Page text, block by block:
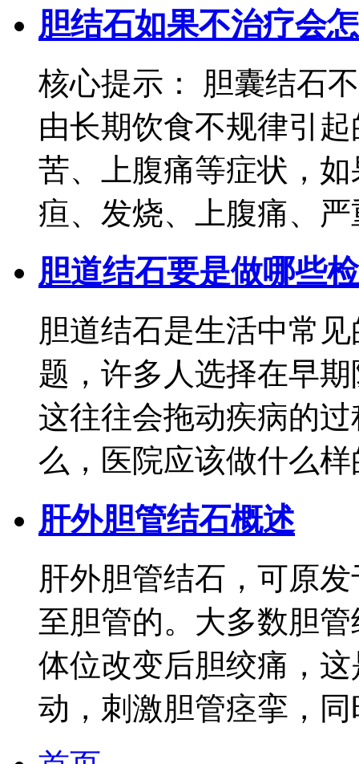
胆结石如果不治疗会
核心提示： 胆囊结石
由长期饮食不规律引
苦、上腹痛等症状，
疸、发烧、上腹痛、
胆道结石要是做哪些
胆道结石是生活中常
题，许多人选择在早
这往往会拖动疾病的
么，医院应该做什么样
肝外胆管结石概述
肝外胆管结石，可原
至胆管的。大多数胆
体位改变后胆绞痛，
动，刺激胆管痉挛，同